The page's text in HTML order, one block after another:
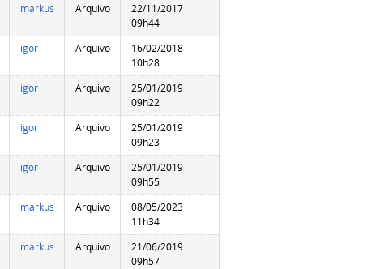
markus Arquivo
22/11/2017
09h44
igor Arquivo
16/02/2018
10h28
igor Arquivo
25/01/2019
09h22
igor Arquivo
25/01/2019
09h23
igor Arquivo
25/01/2019
09h55
markus Arquivo
08/05/2023
11h34
markus Arquivo
21/06/2019
09h57